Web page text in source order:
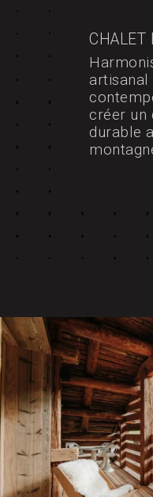
CHALET
créer un
durable